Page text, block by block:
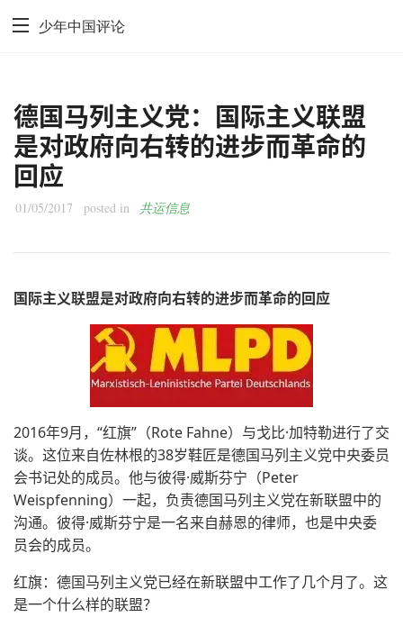
少年中国评论
德国马列主义党：国际主义联盟
是对政府向右转的进步而革命的
回应
01/05/2017 posted in 共运信息
国际主义联盟是对政府向右转的进步而革命的回应
2016年9月，“红旗”（Rote Fahne）与戈比·加特勒进行了交
谈。这位来自佐林根的38岁鞋匠是德国马列主义党中央委员
会书记处的成员。他与彼得·威斯芬宁（Peter
Weispfenning）一起，负责德国马列主义党在新联盟中的
沟通。彼得·威斯芬宁是一名来自赫恩的律师，也是中央委
员会的成员。
红旗：德国马列主义党已经在新联盟中工作了几个月了。这
是一个什么样的联盟？